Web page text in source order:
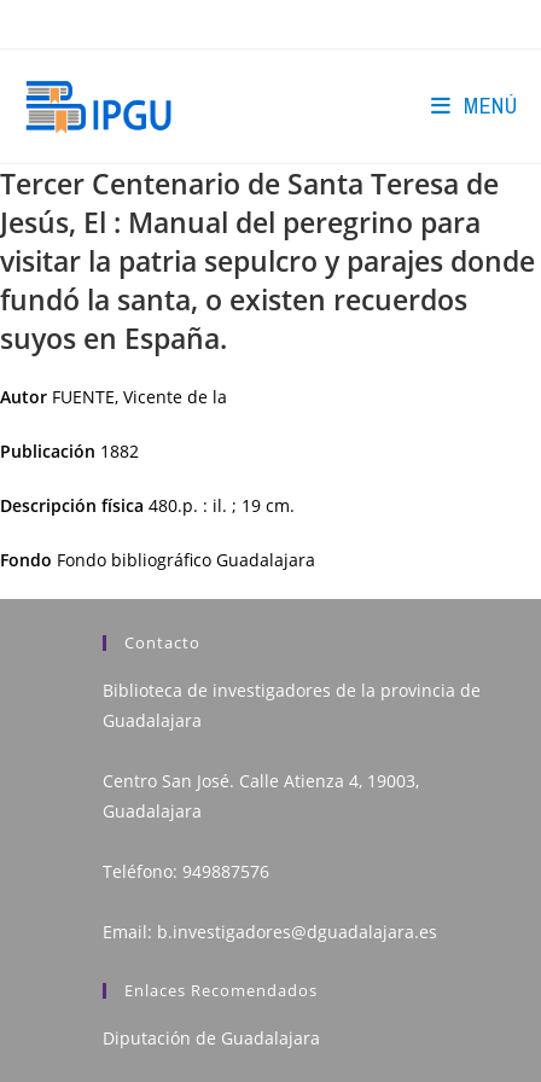
MENÚ
Tercer Centenario de Santa Teresa de
Jesús, El : Manual del peregrino para
visitar la patria sepulcro y parajes donde
fundó la santa, o existen recuerdos
suyos en España.
Autor FUENTE, Vicente de la
Publicación 1882
Descripción física 480.p. : il. ; 19 cm.
Fondo Fondo bibliográfico Guadalajara
Contacto
Biblioteca de investigadores de la provincia de
Guadalajara
Centro San José. Calle Atienza 4, 19003,
Guadalajara
Teléfono: 949887576
Email: b.investigadores@dguadalajara.es
Enlaces Recomendados
Diputación de Guadalajara